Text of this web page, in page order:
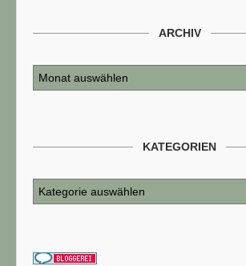
ARCHIV
KATEGORIEN